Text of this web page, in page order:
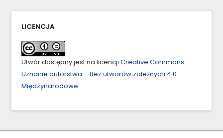
LICENCJA
Utwór dostępny jest na licencji Creative Commons
Uznanie autorstwa – Bez utworów zależnych 4.0
Międzynarodowe.